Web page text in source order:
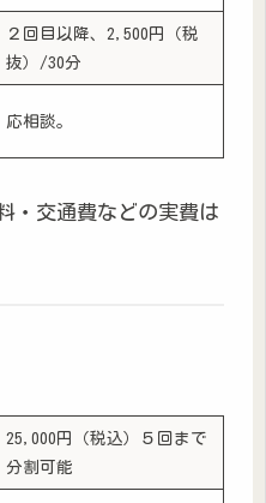
２回目以降、2,500円（税
抜）/30分
応相談。
・交通費などの実費は
25,000円（税込）５回まで
分割可能